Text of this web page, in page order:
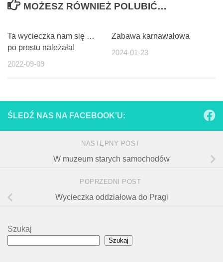
MOŻESZ RÓWNIEŻ POLUBIĆ…
Ta wycieczka nam się …
po prostu należała!
2022-09-09
Zabawa karnawałowa
2024-01-23
ŚLEDŹ NAS NA FACEBOOK'U:
NASTĘPNY POST
W muzeum starych samochodów
POPRZEDNI POST
Wycieczka oddziałowa do Pragi
Szukaj
Szukaj